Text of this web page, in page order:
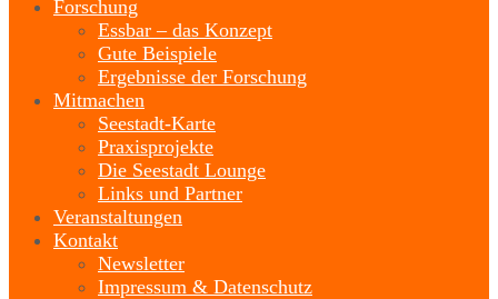
Forschung
Essbar – das Konzept
Gute Beispiele
Ergebnisse der Forschung
Mitmachen
Seestadt-Karte
Praxisprojekte
Die Seestadt Lounge
Links und Partner
Veranstaltungen
Kontakt
Newsletter
Impressum & Datenschutz